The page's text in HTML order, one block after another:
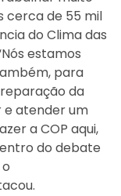
cerca de 55 mil
do Clima das
estamos
para
da
e atender um
a COP aqui,
do debate